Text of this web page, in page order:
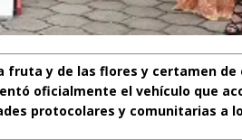
fruta y de las flores y certamen de
oficialmente el vehículo que
protocolares y comunitarias a